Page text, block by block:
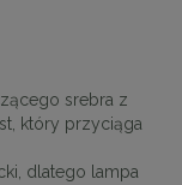
srebra z
który przyciąga
dlatego lampa